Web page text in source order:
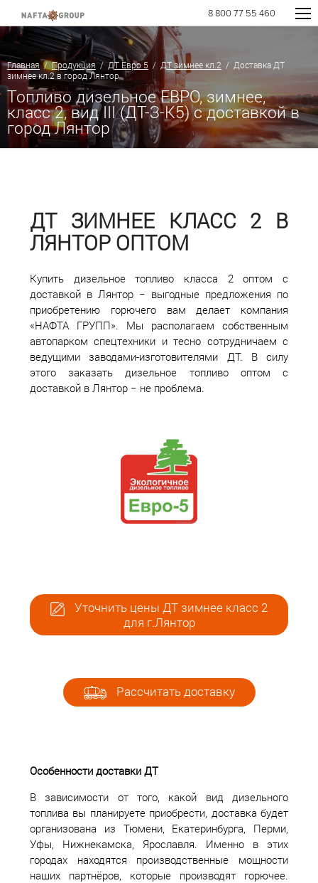
8 800 77 55 460
Главная/Продукция/ДТ Евро 5 / ДТ зимнее кл.2 / Доставка ДТ
зимнее кл.2 в город Лянтор
Топливо дизельное ЕВРО, зимнее,
класс 2, вид III (ДТ-З-К5) с доставкой в
город Лянтор
ДТ ЗИМНЕЕ КЛАСС 2 В
ЛЯНТОР ОПТОМ
Купить дизельное топливо класса 2 оптом с
доставкой в Лянтор − выгодные предложения по
приобретению горючего вам делает компания
«НАФТА ГРУПП». Мы располагаем собственным
автопарком спецтехники и тесно сотрудничаем с
ведущими заводами-изготовителями ДТ. В силу
этого заказать дизельное топливо оптом с
доставкой в Лянтор − не проблема.
Уточнить цены ДТ зимнее класс 2
для г.Лянтор
Рассчитать доставку
Особенности доставки ДТ
В зависимости от того, какой вид дизельного
топлива вы планируете приобрести, доставка будет
организована из Тюмени, Екатеринбурга, Перми,
Уфы, Нижнекамска, Ярославля. Именно в этих
городах находятся производственные мощности
наших партнёров, которые производят горючее.